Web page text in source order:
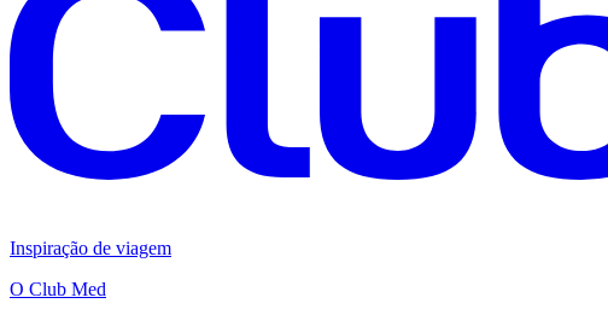
Inspiração de viagem
O Club Med